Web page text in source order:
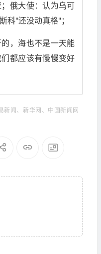
俄大使：认为乌可
科"还没动真格"；
的，海也不是一天能
都应该有慢慢变好
新闻、新华网、中国新闻网